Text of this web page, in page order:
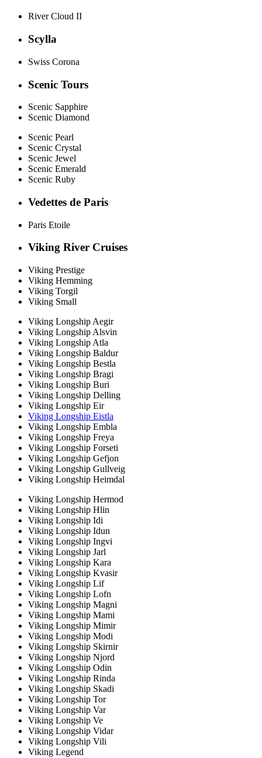
River Cloud II
Scylla
Swiss Corona
Scenic Tours
Scenic Sapphire
Scenic Diamond
Scenic Pearl
Scenic Crystal
Scenic Jewel
Scenic Emerald
Scenic Ruby
Vedettes de Paris
Paris Etoile
Viking River Cruises
Viking Prestige
Viking Hemming
Viking Torgil
Viking Small
Viking Longship Aegir
Viking Longship Alsvin
Viking Longship Atla
Viking Longship Baldur
Viking Longship Bestla
Viking Longship Bragi
Viking Longship Buri
Viking Longship Delling
Viking Longship Eir
Viking Longship Eistla
Viking Longship Embla
Viking Longship Freya
Viking Longship Forseti
Viking Longship Gefjon
Viking Longship Gullveig
Viking Longship Heimdal
Viking Longship Hermod
Viking Longship Hlin
Viking Longship Idi
Viking Longship Idun
Viking Longship Ingvi
Viking Longship Jarl
Viking Longship Kara
Viking Longship Kvasir
Viking Longship Lif
Viking Longship Lofn
Viking Longship Magni
Viking Longship Mami
Viking Longship Mimir
Viking Longship Modi
Viking Longship Skirnir
Viking Longship Njord
Viking Longship Odin
Viking Longship Rinda
Viking Longship Skadi
Viking Longship Tor
Viking Longship Var
Viking Longship Ve
Viking Longship Vidar
Viking Longship Vili
Viking Legend